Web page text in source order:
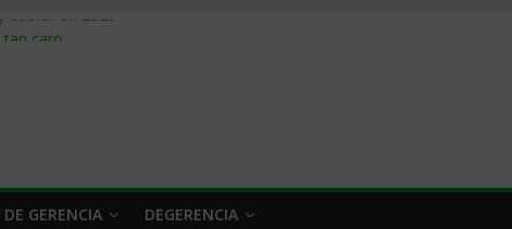
en 2026
qué hacer
y venderle
GERENCIA DEGERENCIA